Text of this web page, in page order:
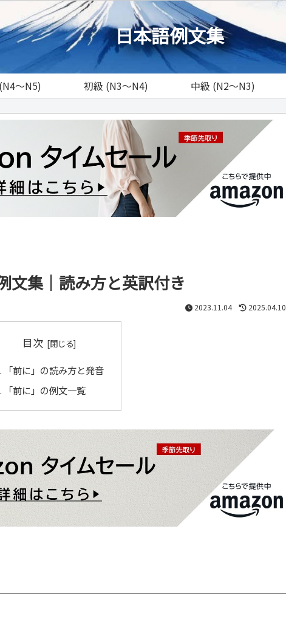
日本語例文集
～N5) 初級 (N3～N4) 中級 (N2～N3)
文集｜読み方と英訳付き
2023.11.04 2025.04.10
目次
「前に」の読み方と発音
「前に」の例文一覧